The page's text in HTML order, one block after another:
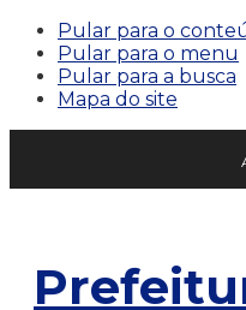
Pular para o
Pular para o menu
Pular para a busca
Mapa do site